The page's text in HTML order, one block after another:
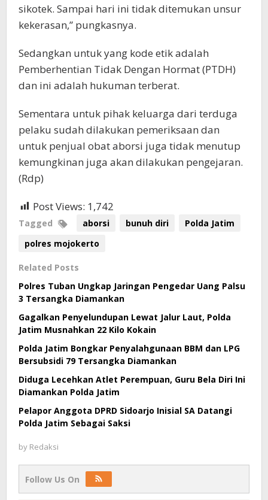
sikotek. Sampai hari ini tidak ditemukan unsur
kekerasan,” pungkasnya.
Sedangkan untuk yang kode etik adalah
Pemberhentian Tidak Dengan Hormat (PTDH)
dan ini adalah hukuman terberat.
Sementara untuk pihak keluarga dari terduga
pelaku sudah dilakukan pemeriksaan dan
untuk penjual obat aborsi juga tidak menutup
kemungkinan juga akan dilakukan pengejaran.
(Rdp)
Post Views: 1,742
Tagged aborsi bunuh diri
Polda Jatim
polres mojokerto
Related Posts
Polres Tuban Ungkap Jaringan Pengedar Uang Palsu
3 Tersangka Diamankan
Gagalkan Penyelundupan Lewat Jalur Laut, Polda
Jatim Musnahkan 22 Kilo Kokain
Polda Jatim Bongkar Penyalahgunaan BBM dan LPG
Bersubsidi 79 Tersangka Diamankan
Diduga Lecehkan Atlet Perempuan, Guru Bela Diri Ini
Diamankan Polda Jatim
Pelapor Anggota DPRD Sidoarjo Inisial SA Datangi
Polda Jatim Sebagai Saksi
by Redaksi
Follow Us On